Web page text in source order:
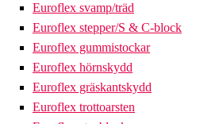
Euroflex svamp/träd
Euroflex stepper/S & C-block
Euroflex gummistockar
Euroflex hörnskydd
Euroflex gräskantskydd
Euroflex trottoarsten